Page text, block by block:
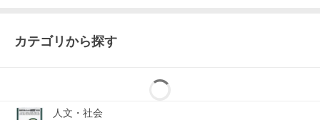
カテゴリから探す
人文・社会